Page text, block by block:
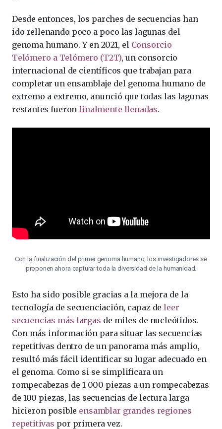
Desde entonces, los parches de secuencias han
ido rellenando poco a poco las lagunas del
genoma humano. Y en 2021, el Consorcio
Telómero a Telómero (T2T), un consorcio
internacional de científicos que trabajan para
completar un ensamblaje del genoma humano de
extremo a extremo, anunció que todas las lagunas
restantes fueronfinalmente llenadas.
Con la finalización del primer genoma humano, los investigadores se
proponen ahora capturar toda la diversidad de la humanidad.
Esto ha sido posible gracias a la mejora de la
tecnología de secuenciación, capaz deleer
secuencias más largas de miles de nucleótidos.
Con más información para situar las secuencias
repetitivas dentro de un panorama más amplio,
resultó más fácil identificar su lugar adecuado en
el genoma. Como si se simplificara un
rompecabezas de 1 000 piezas a un rompecabezas
de 100 piezas, las secuencias de lectura larga
hicieron posible ensamblar grandes regiones
repetitivas por primera vez.